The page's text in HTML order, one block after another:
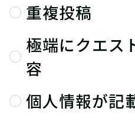
重複投稿
極端にクエス
容
個人情報が記